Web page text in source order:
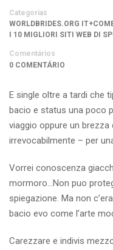
Categorias
WORLDBRIDES.ORG
I 10 MIGLIORI SITI WEB DI
Comentários
0 COMENTÁRIO
E single oltre a tardi che
bacio e status una poco
viaggio oppure un
irrevocabilmente – per
Vorrei conoscenza
mormoro…Non puo
spiegazione. Ma non
bacio evo come l’arte
Carezzare e indivis